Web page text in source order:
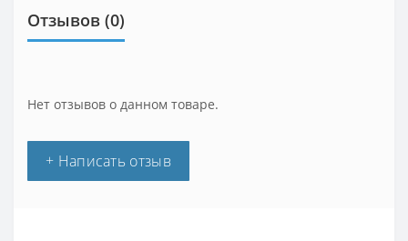
Отзывов (0)
Нет отзывов о данном товаре.
+ Написать отзыв